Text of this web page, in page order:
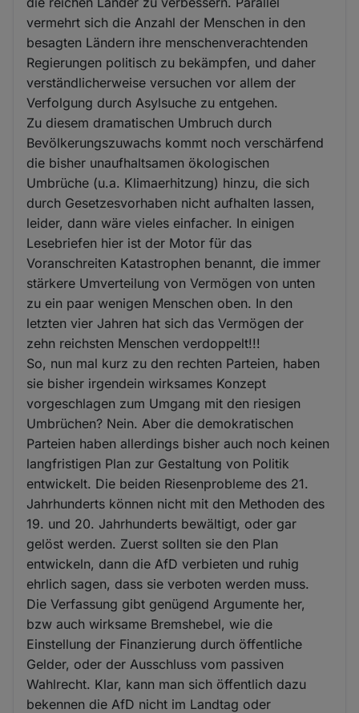
vermehrt sich die Anzahl der Menschen in den
besagten Ländern ihre menschenverachtenden
Regierungen politisch zu bekämpfen, und daher
verständlicherweise versuchen vor allem der
Verfolgung durch Asylsuche zu entgehen.
Zu diesem dramatischen Umbruch durch
Bevölkerungszuwachs kommt noch verschärfend
die bisher unaufhaltsamen ökologischen
Umbrüche (u.a. Klimaerhitzung) hinzu, die sich
durch Gesetzesvorhaben nicht aufhalten lassen,
leider, dann wäre vieles einfacher. In einigen
Lesebriefen hier ist der Motor für das
Voranschreiten Katastrophen benannt, die immer
stärkere Umverteilung von Vermögen von unten
zu ein paar wenigen Menschen oben. In den
letzten vier Jahren hat sich das Vermögen der
zehn reichsten Menschen verdoppelt!!!
So, nun mal kurz zu den rechten Parteien, haben
sie bisher irgendein wirksames Konzept
vorgeschlagen zum Umgang mit den riesigen
Umbrüchen? Nein. Aber die demokratischen
Parteien haben allerdings bisher auch noch keinen
langfristigen Plan zur Gestaltung von Politik
entwickelt. Die beiden Riesenprobleme des 21.
Jahrhunderts können nicht mit den Methoden des
19. und 20. Jahrhunderts bewältigt, oder gar
gelöst werden. Zuerst sollten sie den Plan
entwickeln, dann die AfD verbieten und ruhig
ehrlich sagen, dass sie verboten werden muss.
Die Verfassung gibt genügend Argumente her,
bzw auch wirksame Bremshebel, wie die
Einstellung der Finanzierung durch öffentliche
Gelder, oder der Ausschluss vom passiven
Wahlrecht. Klar, kann man sich öffentlich dazu
bekennen die AfD nicht im Landtag oder